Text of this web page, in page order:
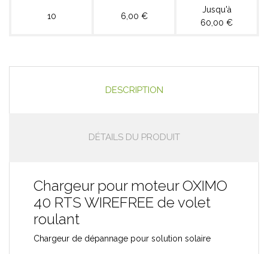
10 6,00 €
Jusqu'à
60,00 €
DESCRIPTION
DÉTAILS DU PRODUIT
Chargeur pour moteur OXIMO
40 RTS WIREFREE de volet
roulant
Chargeur de dépannage pour solution solaire